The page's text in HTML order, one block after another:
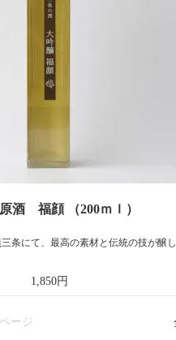
酒 福顔 （200ｍｌ）
条にて、最高の素材と伝統の技が醸し
1,850円
ージ